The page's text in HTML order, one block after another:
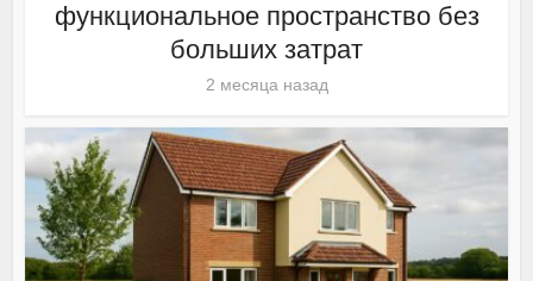
функциональное пространство без
больших затрат
2 месяца назад